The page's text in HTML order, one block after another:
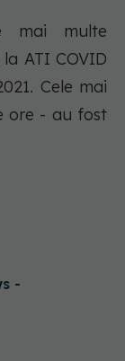
mai multe
ATI COVID
Cele mai
ore - au fost
-